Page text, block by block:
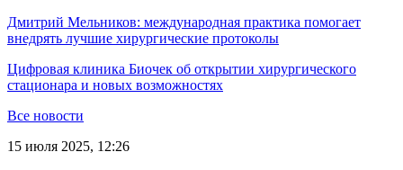
Дмитрий Мельников: международная практика помогает
внедрять лучшие хирургические протоколы
Цифровая клиника Биочек об открытии хирургического
стационара и новых возможностях
Все новости
15 июля 2025, 12:26